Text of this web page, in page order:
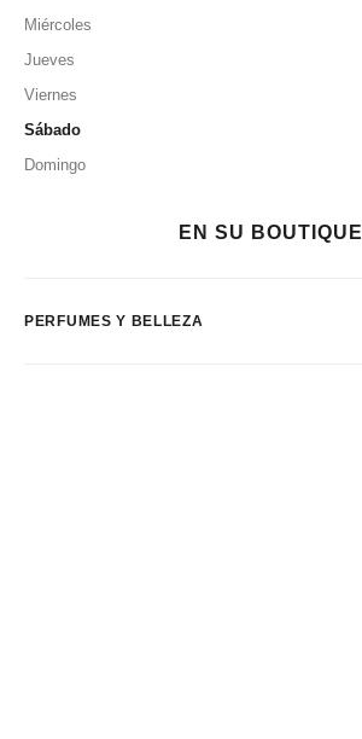
Miércoles
Jueves
Viernes
Sábado
Domingo
EN SU BOUTIQUE
PERFUMES Y BELLEZA